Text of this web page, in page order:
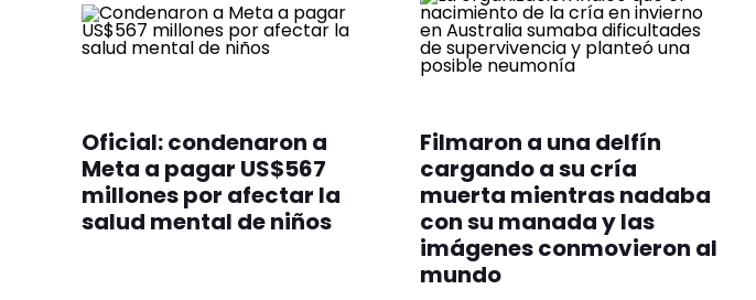
Oficial: condenaron a
Meta a pagar US$567
millones por afectar la
salud mental de niños
Filmaron a una delfín
cargando a su cría
muerta mientras nadaba
con su manada y las
imágenes conmovieron al
mundo